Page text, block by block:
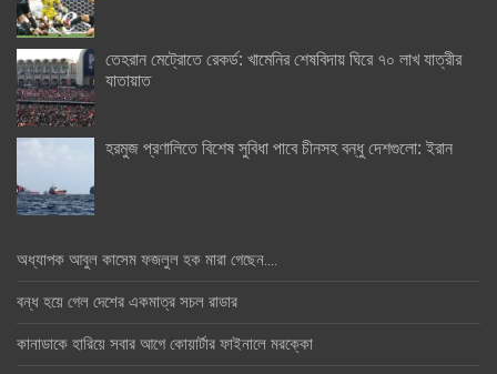
তেহরান মেট্রোতে রেকর্ড: খামেনির শেষবিদায় ঘিরে ৭০ লাখ যাত্রীর
যাতায়াত
হরমুজ প্রণালিতে বিশেষ সুবিধা পাবে চীনসহ বন্ধু দেশগুলো: ইরান
অধ্যাপক আবুল কাসেম ফজলুল হক মারা গেছেন….
বন্ধ হয়ে গেল দেশের একমাত্র সচল রাডার
কানাডাকে হারিয়ে সবার আগে কোয়ার্টার ফাইনালে মরক্কো